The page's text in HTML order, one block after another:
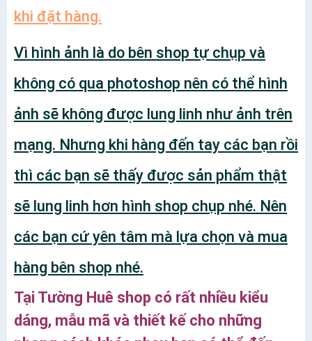
khi đặt hàng.
Vì hình ảnh là do bên shop tự chụp và
không có qua photoshop nên có thể hình
ảnh sẽ không được lung linh như ảnh trên
mạng. Nhưng khi hàng đến tay các bạn rồi
thì các bạn sẽ thấy được sản phẩm thật
sẽ lung linh hơn hình shop chụp nhé. Nên
các bạn cứ yên tâm mà lựa chọn và mua
hàng bên shop nhé.
Tại Tường Huê shop có rất nhiều kiểu
dáng, mẫu mã và thiết kế cho những